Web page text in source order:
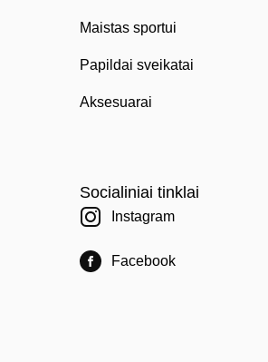
Maistas sportui
Papildai sveikatai
Aksesuarai
Socialiniai tinklai
Instagram
Facebook